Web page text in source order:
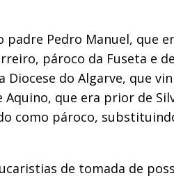
padre Pedro Manuel, que
pároco da Fuseta
do Algarve, que
que era prior de
como pároco,
de tomada de